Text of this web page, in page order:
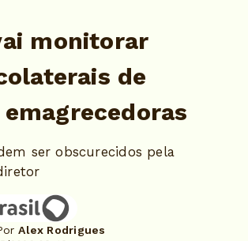
monitorar
de
ser obscurecidos pela
Alex Rodrigues